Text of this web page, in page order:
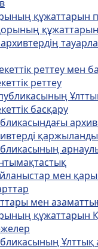
құжаттарын
реттеу мен
реттеу
басқару
мен
мен
құжаттарын